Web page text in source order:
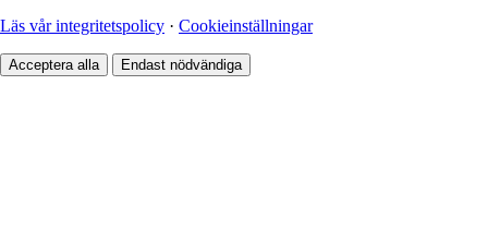
Läs vår integritetspolicy · Cookieinställningar
Acceptera alla Endast nödvändiga